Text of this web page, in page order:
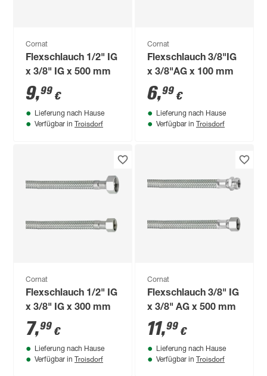
Cornat
Flexschlauch 1/2" IG
x 3/8" IG x 500 mm
9,99 €
Lieferung nach Hause
Verfügbar in Troisdorf
Cornat
Flexschlauch 3/8"IG
x 3/8"AG x 100 mm
6,99 €
Lieferung nach Hause
Verfügbar in Troisdorf
Cornat
Flexschlauch 1/2" IG
x 3/8" IG x 300 mm
7,99 €
Lieferung nach Hause
Verfügbar in Troisdorf
Cornat
Flexschlauch 3/8" IG
x 3/8" AG x 500 mm
11,99 €
Lieferung nach Hause
Verfügbar in Troisdorf